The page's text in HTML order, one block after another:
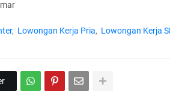
Lowongan Kerja Pria
Lowongan Kerja